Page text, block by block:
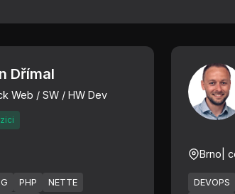
Dřímal
Web / SW / HW Dev
PHP
NETTE
Brno |
DEVOPS